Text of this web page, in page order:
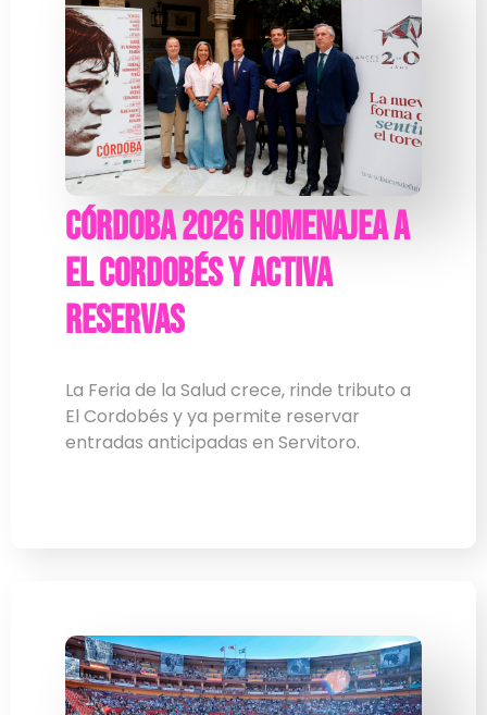
Córdoba 2026 homenajea a
El Cordobés y activa
reservas
La Feria de la Salud crece, rinde tributo a
El Cordobés y ya permite reservar
entradas anticipadas en Servitoro.